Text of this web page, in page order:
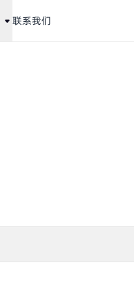
联系我们